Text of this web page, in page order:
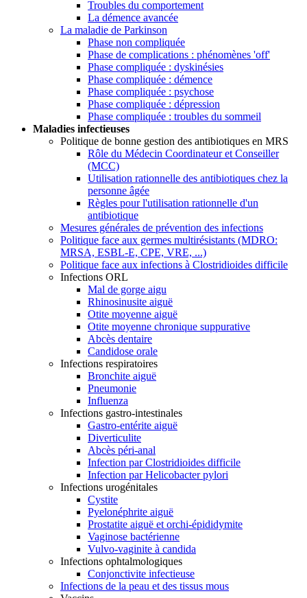
Troubles du comportement
La démence avancée
La maladie de Parkinson
Phase non compliquée
Phase de complications : phénomènes 'off'
Phase compliquée : dyskinésies
Phase compliquée : démence
Phase compliquée : psychose
Phase compliquée : dépression
Phase compliquée : troubles du sommeil
Maladies infectieuses
Politique de bonne gestion des antibiotiques en MRS
Rôle du Médecin Coordinateur et Conseiller
(MCC)
Utilisation rationnelle des antibiotiques chez la
personne âgée
Règles pour l'utilisation rationnelle d'un
antibiotique
Mesures générales de prévention des infections
Politique face aux germes multirésistants (MDRO:
MRSA, ESBL-E, CPE, VRE, ...)
Politique face aux infections à Clostridioides difficile
Infections ORL
Mal de gorge aigu
Rhinosinusite aiguë
Otite moyenne aiguë
Otite moyenne chronique suppurative
Abcès dentaire
Candidose orale
Infections respiratoires
Bronchite aiguë
Pneumonie
Influenza
Infections gastro-intestinales
Gastro-entérite aiguë
Diverticulite
Abcès péri-anal
Infection par Clostridioides difficile
Infection par Helicobacter pylori
Infections urogénitales
Cystite
Pyelonéphrite aiguë
Prostatite aiguë et orchi-épididymite
Vaginose bactérienne
Vulvo-vaginite à candida
Infections ophtalmologiques
Conjonctivite infectieuse
Infections de la peau et des tissus mous